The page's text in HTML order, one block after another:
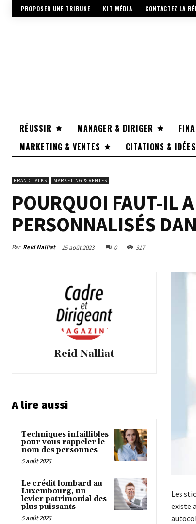
PROPOSER UNE TRIBUNE KIT MÉDIA CONTACTEZ LA
RÉUSSIR MANAGER & DIRIGER
MARKETING & VENTES
CITATIONS & IDÉES
BRAND TALKS MARKETING & VENTES
POURQUOI FAUT-IL
PERSONNALISÉS
Par Reid Nalliat 15 août 2023 0 317
Reid Nalliat
A lire aussi
Techniques infaillibles
pour vous rappeler le
nom des personnes
5 août 2026
Le crédit lombard au
Luxembourg, un
levier patrimonial des
plus puissants
5 août 2026
Les
existe